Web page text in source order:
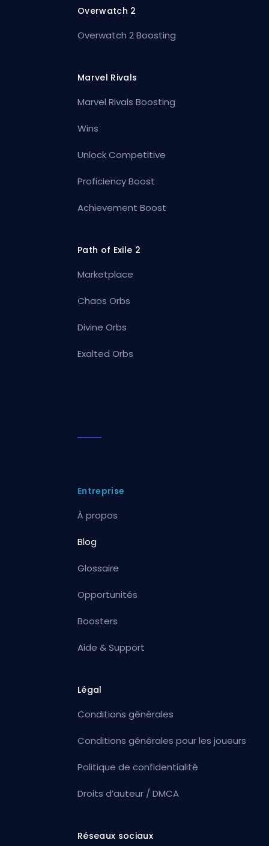
Overwatch 2
Overwatch 2 Boosting
Marvel Rivals
Marvel Rivals Boosting
Wins
Unlock Competitive
Proficiency Boost
Achievement Boost
Path of Exile 2
Marketplace
Chaos Orbs
Divine Orbs
Exalted Orbs
Entreprise
À propos
Blog
Glossaire
Opportunités
Boosters
Aide & Support
Légal
Conditions générales
Conditions générales pour les joueurs
Politique de confidentialité
Droits d’auteur / DMCA
Réseaux sociaux